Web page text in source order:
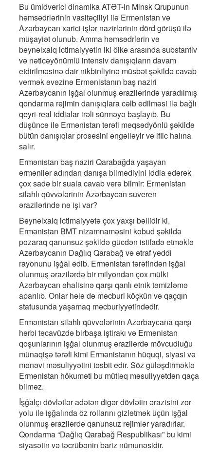
Bu ümidverici dinamika ATƏT-in Minsk Qrupunun
həmsədrlərinin vasitəçiliyi ilə Ermənistan və
Azərbaycan xarici işlər nazirlərinin dörd görüşü ilə
müşayiət olunub. Amma həmsədrlərin və
beynəlxalq ictimaiyyətin iki ölkə arasında substantiv
və nəticəyönümlü intensiv danışıqların davam
etdirilməsinə dair nikbinliyinə müsbət şəkildə cavab
vermək əvəzinə Ermənistanın baş naziri
Azərbaycanın işğal olunmuş ərazilərində yaradılmış
qondarma rejimin danışıqlara cəlb edilməsi ilə bağlı
qeyri-real iddialar irəli sürməyə başlayıb. Bu
düşüncə ilə Ermənistan tərəfi məqsədyönlü şəkildə
bütün danışıqlar prosesini əngəlləyir və iflic halına
salır.
Ermənistan baş naziri Qarabağda yaşayan
ermənilər adından danışa bilmədiyini iddia edərək
çox sadə bir suala cavab verə bilmir: Ermənistan
silahlı qüvvələrinin Azərbaycan suveren
ərazilərində nə işi var?
Beynəlxalq ictimaiyyətə çox yaxşı bəllidir ki,
Ermənistan BMT nizamnaməsini kobud şəkildə
pozaraq qanunsuz şəkildə gücdən istifadə etməklə
Azərbaycanın Dağlıq Qarabağ və ətraf yeddi
rayonunu işğal edib. Ermənistan tərəfindən işğal
olunmuş ərazilərdə bir milyondan çox mülki
Azərbaycan əhalisinə qarşı qanlı etnik təmizləmə
aparılıb. Onlar hələ də məcburi köçkün və qaçqın
statusunda yaşamaq məcburiyyətindədir.
Ermənistan silahlı qüvvələrinin Azərbaycana qarşı
hərbi təcavüzdə birbaşa iştirakı və Ermənistan
qoşunlarının işğal olunmuş ərazilərdə mövcudluğu
münaqişə tərəfi kimi Ermənistanın hüquqi, siyasi və
mənəvi məsuliyyətini təsbit edir. Söz güləşdirməklə
Ermənistan hökuməti bu mütləq məsuliyyətdən qaça
bilməz.
İşğalçı dövlətlər adətən digər dövlətin ərazisini zor
yolu ilə işğalında öz rollarını gizlətmək üçün işğal
olunmuş ərazilərdə qanunsuz rejimlər yaradırlar.
Qondarma “Dağlıq Qarabağ Respublikası” bu kimi
siyasətin və təcrübənin bariz nümunəsidir.